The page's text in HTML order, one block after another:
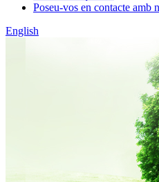
Poseu-vos en contacte amb
English